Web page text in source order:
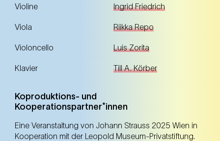
Violine Ingrid Friedrich
Viola Riikka Repo
Violoncello Luis Zorita
Klavier Till A. Körber
Koproduktions- und
Kooperationspartner*innen
Eine Veranstaltung von Johann Strauss 2025 Wien in
Kooperation mit der Leopold Museum-Privatstiftung.